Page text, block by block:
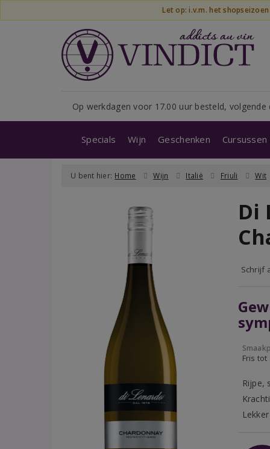
Let op: i.v.m. het
Op werkdagen voor 17.00 uur besteld, volgende
Specials Wijn Geschenken
U bent hier: Home Wijn Italië Friuli Wit
Di
Schrijf
Fris
Rijpe,